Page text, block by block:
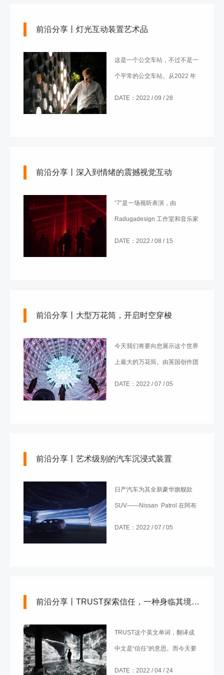
前沿分享丨灯光互动装置艺术品
这是一个公交车站，不过不是一
个平常的公交车站。从2022 年
DATE：2022 / 09 / 28
前沿分享丨深入到情绪的震撼视觉互动
“7”是一场视听表演，由
Radugadesign 工作室和音乐家
DATE：2022 / 08 / 15
前沿分享丨大型万花筒，开启时空穿梭
今天我们将要向您展示这个世界
上最大的万花筒。由英国创作团
DATE：2022 / 07 / 05
前沿分享丨艺术级别的汽车沉浸式装置
日产汽车为其全新豪华旗舰款
SUV——Nissan Patrol 在阿布
DATE：2022 / 07 / 05
前沿分享丨TRUST探索信任，一种身临其境的体验
TRUST这个英文单词，翻译成
中文是“信任”的意思。而今天要
DATE：2022 / 04 / 24